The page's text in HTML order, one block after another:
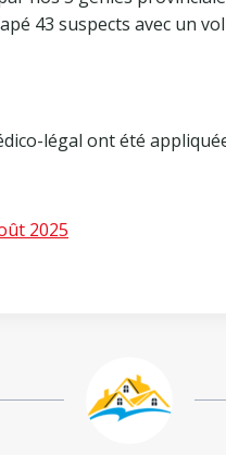
43 suspects avec un
légal ont été
2025